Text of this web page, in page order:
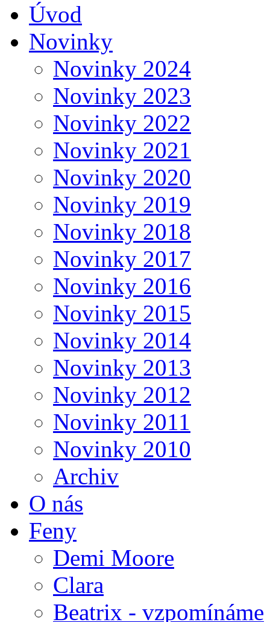
Úvod
Novinky
Novinky 2024
Novinky 2023
Novinky 2022
Novinky 2021
Novinky 2020
Novinky 2019
Novinky 2018
Novinky 2017
Novinky 2016
Novinky 2015
Novinky 2014
Novinky 2013
Novinky 2012
Novinky 2011
Novinky 2010
Archiv
O nás
Feny
Demi Moore
Clara
Beatrix - vzpomínáme